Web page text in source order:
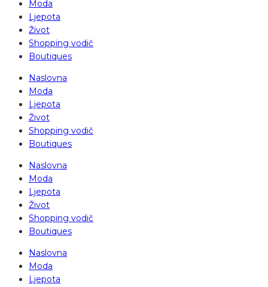
Moda
Ljepota
Život
Shopping vodič
Boutiques
Naslovna
Moda
Ljepota
Život
Shopping vodič
Boutiques
Naslovna
Moda
Ljepota
Život
Shopping vodič
Boutiques
Naslovna
Moda
Ljepota